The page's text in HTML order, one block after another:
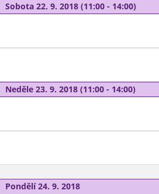
Sobota 22. 9. 2018 (11:00 - 14:00)
Neděle 23. 9. 2018 (11:00 - 14:00)
Pondělí 24. 9. 2018